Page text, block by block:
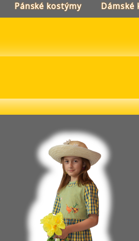
Pánské kostýmy Dámské